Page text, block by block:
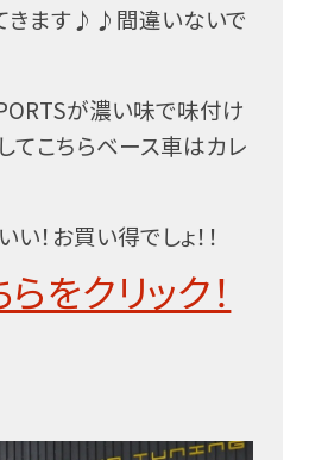
きます♪♪間違いないで
が濃い味で味付け
てこちらベース車はカレ
！お買い得でしょ！！
をクリック！